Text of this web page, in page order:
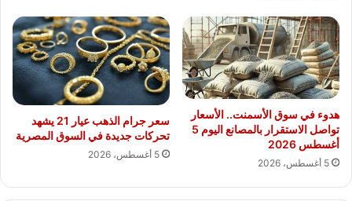
هدوء في سوق الأسمنت.. الأسعار
تواصل الاستقرار بالمصانع اليوم 5
أغسطس 2026
5 أغسطس، 2026
سعر جرام الذهب عيار 21 يشهد
تحركات جديدة في السوق المصرية
5 أغسطس، 2026